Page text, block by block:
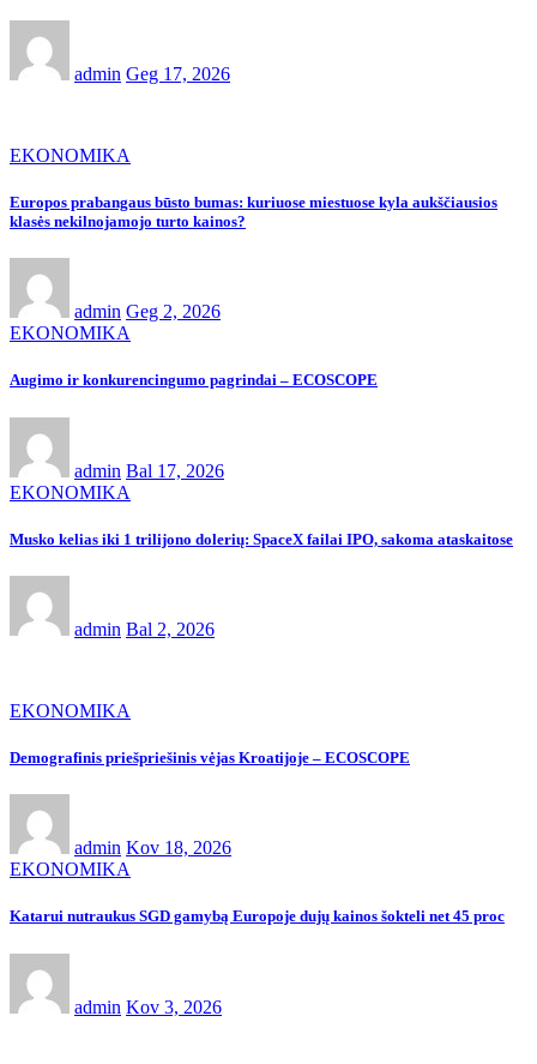
admin Geg 17, 2026
EKONOMIKA
Europos prabangaus būsto bumas: kuriuose miestuose kyla aukščiausios
klasės nekilnojamojo turto kainos?
admin Geg 2, 2026
EKONOMIKA
Augimo ir konkurencingumo pagrindai – ECOSCOPE
admin Bal 17, 2026
EKONOMIKA
Musko kelias iki 1 trilijono dolerių: SpaceX failai IPO, sakoma ataskaitose
admin Bal 2, 2026
EKONOMIKA
Demografinis priešpriešinis vėjas Kroatijoje – ECOSCOPE
admin Kov 18, 2026
EKONOMIKA
Katarui nutraukus SGD gamybą Europoje dujų kainos šokteli net 45 proc
admin Kov 3, 2026